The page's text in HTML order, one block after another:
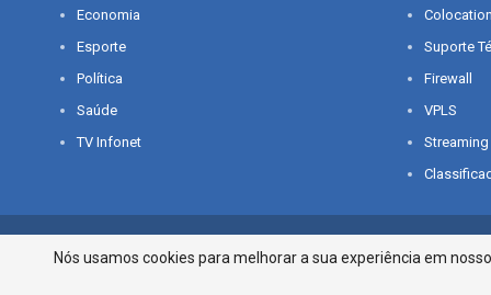
Economia
Esporte
Política
Saúde
TV Infonet
Suporte
Firewall
VPLS
Streaming
© 2026 - O que é notícia em Sergipe. Todos os direitos reservados.
Nós usamos cookies para melhorar a sua experiência em